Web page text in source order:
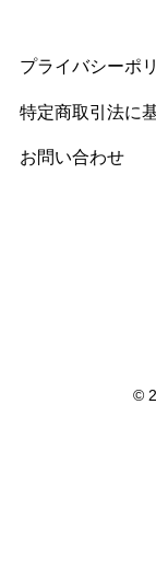
プライバシーポ
特定商取引法に
お問い合わせ
©️